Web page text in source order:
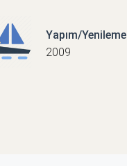
Yapım/Yenileme
2009